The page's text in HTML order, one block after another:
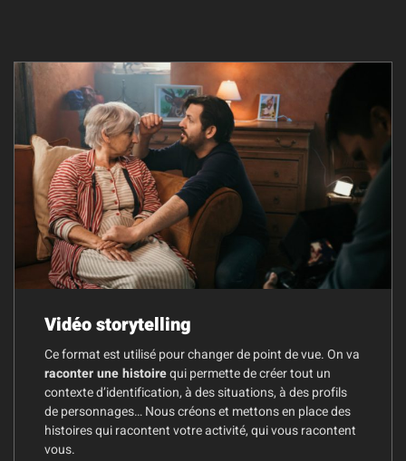
Vidéo storytelling
Ce format est utilisé pour changer de point de vue. On va
raconter une histoirequi permette de créer tout un
contexte d’identification, à des situations, à des profils
de personnages… Nous créons et mettons en place des
histoires qui racontent votre activité, qui vous racontent
vous.